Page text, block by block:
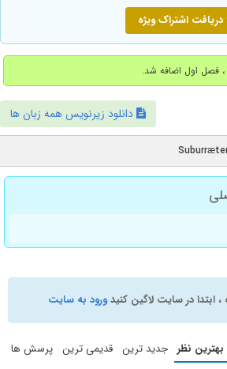
دریافت اشتراک ویژه
دانلود زیرنویس همه زبان ها
ابتدا در سایت لاگین کنیدورود به سایت
بهترین نظر جدید ترین قدیمی ترین پرسش ها